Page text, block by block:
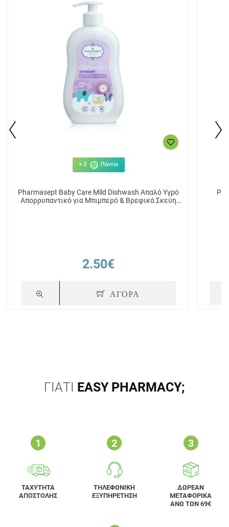
+ 3 Πόντοι
Pharmasept Baby Care Mild Dishwash Απαλό Υγρό
Απορρυπαντικό για Μπιμπερό & Βρεφικά Σκεύη
2.50€
ΑΓΟΡΑ
ΓΙΑΤΙ EASY PHARMACY;
ΤΑΧΥΤΗΤΑ
ΑΠΟΣΤΟΛΗΣ
ΤΗΛΕΦΩΝΙΚΗ
ΕΞΥΠΗΡΕΤΗΣΗ
ΔΩΡΕΑΝ
ΜΕΤΑΦΟΡΙΚΑ
ΑΝΩ ΤΩΝ 69€